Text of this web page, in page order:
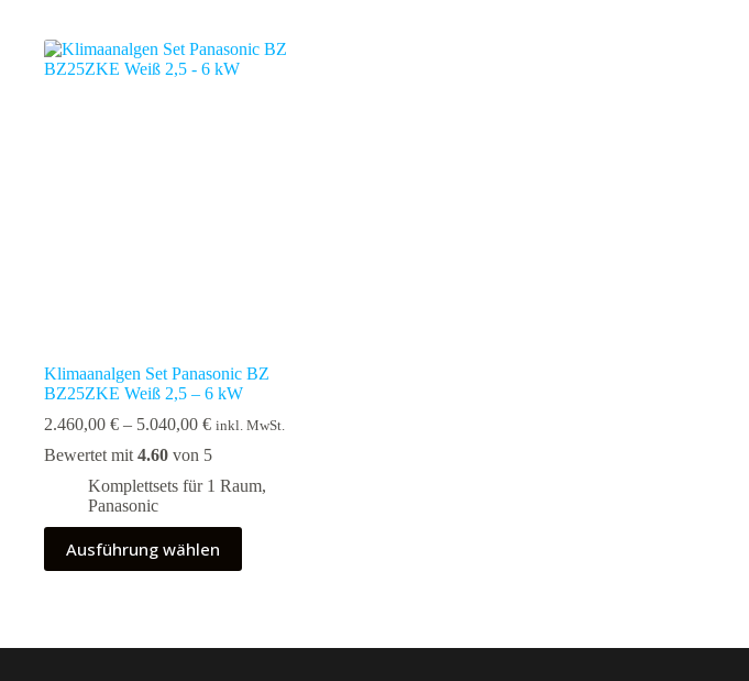
Klimaanalgen Set Panasonic BZ
BZ25ZKE Weiß 2,5 – 6 kW
2.460,00 € – 5.040,00 €Preisspanne:
bis
5.040,00 €
inkl. MwSt.
Bewertet mit 4.60 von 5
Komplettsets für 1 Raum,
Panasonic
Ausführung wählen
Dieses
Produkt
weist
Die